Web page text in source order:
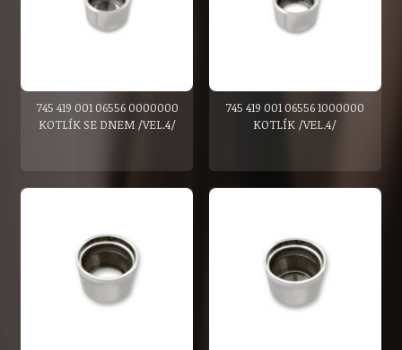
745 419 001 06556 0000000
KOTLÍK SE DNEM /VEL.4/
745 419 001 06556 1000000
KOTLÍK /VEL.4/